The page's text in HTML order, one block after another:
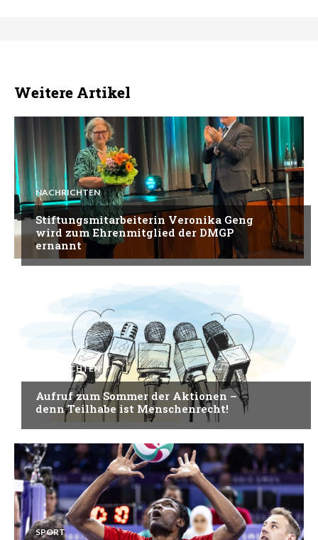
Weitere Artikel
NACHRICHTEN
Stiftungsmitarbeiterin Veronika Geng
wird zum Ehrenmitglied der DMGP
ernannt
NACHRICHTEN
Aufruf zum Sommer der Aktionen –
denn Teilhabe ist Menschenrecht!
SPORT